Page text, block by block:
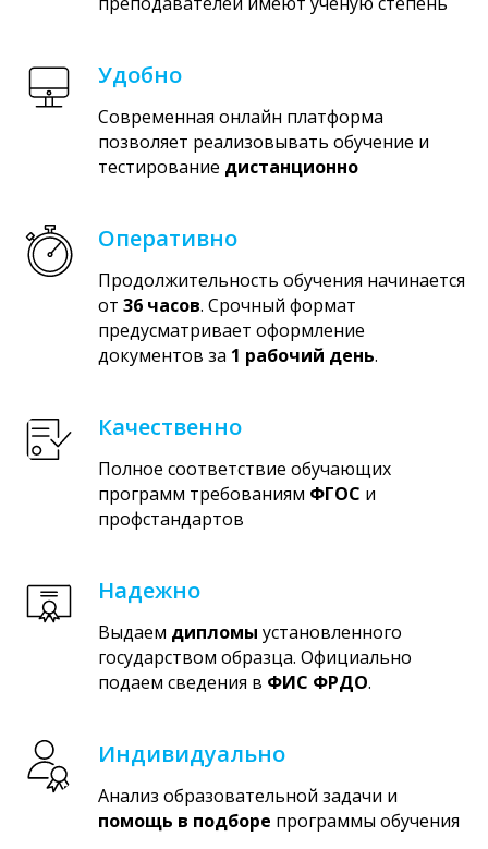
Удобно
Современная онлайн платформа
позволяет реализовывать обучение и
тестирование дистанционно
Оперативно
Продолжительность обучения начинается
от 36 часов. Срочный формат
предусматривает оформление
документов за 1 рабочий день.
Качественно
Полное соответствие обучающих
программ требованиям ФГОС и
профстандартов
Надежно
Выдаем дипломы установленного
государством образца. Официально
подаем сведения в ФИС ФРДО.
Индивидуально
Анализ образовательной задачи и
помощь в подборе программы обучения